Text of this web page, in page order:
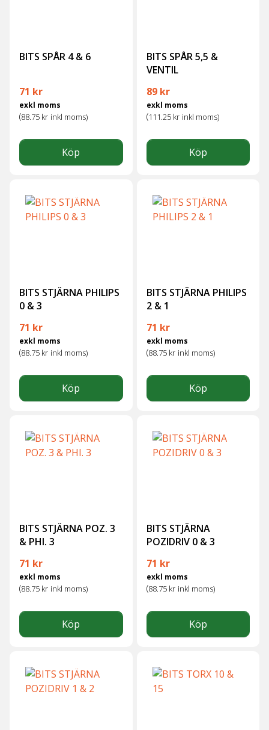
BITS SPÅR 4 & 6
71 kr
exkl moms
(88.75 kr inkl moms)
Köp
BITS SPÅR 5,5 &
VENTIL
89 kr
exkl moms
(111.25 kr inkl moms)
Köp
BITS STJÄRNA PHILIPS
0 & 3
71 kr
exkl moms
(88.75 kr inkl moms)
Köp
BITS STJÄRNA PHILIPS
2 & 1
71 kr
exkl moms
(88.75 kr inkl moms)
Köp
BITS STJÄRNA POZ. 3
& PHI. 3
71 kr
exkl moms
(88.75 kr inkl moms)
Köp
BITS STJÄRNA
POZIDRIV 0 & 3
71 kr
exkl moms
(88.75 kr inkl moms)
Köp